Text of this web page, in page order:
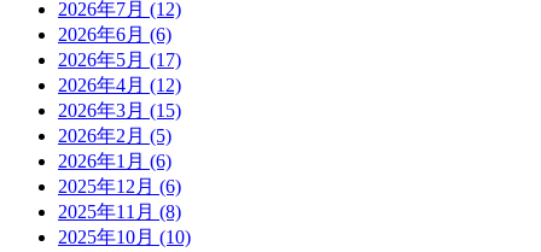
2026年7月 (12)
2026年6月 (6)
2026年5月 (17)
2026年4月 (12)
2026年3月 (15)
2026年2月 (5)
2026年1月 (6)
2025年12月 (6)
2025年11月 (8)
2025年10月 (10)